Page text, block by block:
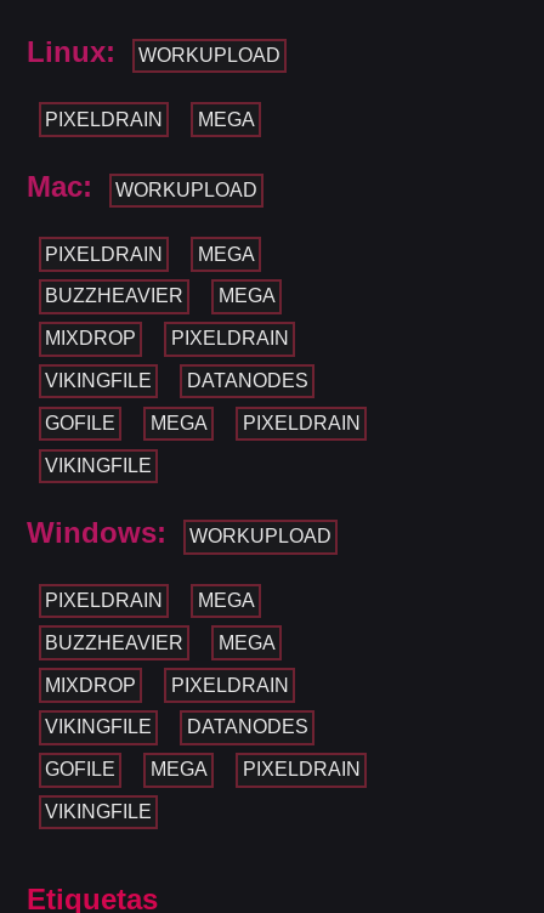
Linux: WORKUPLOAD
PIXELDRAIN MEGA
Mac: WORKUPLOAD
PIXELDRAIN MEGA
BUZZHEAVIER MEGA
MIXDROP PIXELDRAIN
VIKINGFILE DATANODES
GOFILE MEGA PIXELDRAIN
VIKINGFILE
Windows: WORKUPLOAD
PIXELDRAIN MEGA
BUZZHEAVIER MEGA
MIXDROP PIXELDRAIN
VIKINGFILE DATANODES
GOFILE MEGA PIXELDRAIN
VIKINGFILE
Etiquetas